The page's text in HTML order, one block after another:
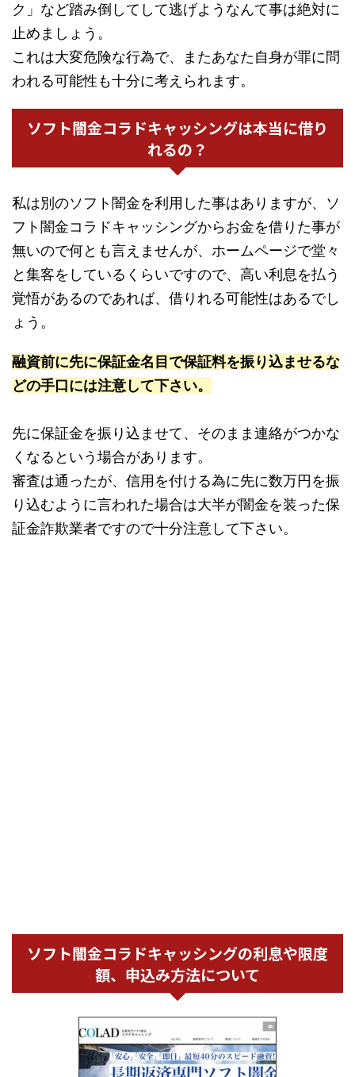
ク」など踏み倒してして逃げようなんて事は絶対に
止めましょう。
これは大変危険な行為で、またあなた自身が罪に問
われる可能性も十分に考えられます。
ソフト闇金コラドキャッシングは本当に借り
れるの？
私は別のソフト闇金を利用した事はありますが、ソ
フト闇金コラドキャッシングからお金を借りた事が
無いので何とも言えませんが、ホームページで堂々
と集客をしているくらいですので、高い利息を払う
覚悟があるのであれば、借りれる可能性はあるでし
ょう。
融資前に先に保証金名目で保証料を振り込ませるな
どの手口には注意して下さい。
先に保証金を振り込ませて、そのまま連絡がつかな
くなるという場合があります。
審査は通ったが、信用を付ける為に先に数万円を振
り込むように言われた場合は大半が闇金を装った保
証金詐欺業者ですので十分注意して下さい。
ソフト闇金コラドキャッシングの利息や限度
額、申込み方法について